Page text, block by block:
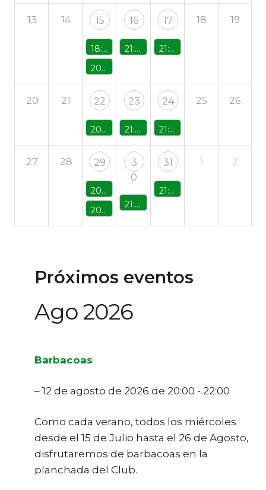
13 14 15
18:00 - Fiesta Inicio de Temporada con Hinchables
20:00 - Barbacoas
16
21:00 - Concierto «Kostana»
17
21:00 - Cena con Baile y D.J.
18 19
20 21 22
20:00 - Barbacoas
23
21:00 - Concierto «Lost in Covers»
24
21:00 - Cena con Baile y D.J.
25 26
27 28 29
20:00 - Concierto Rebecca Court
20:00 - Barbacoas
3
0
21:00 - Concierto Jesús Ayesta
31
21:00 - Cena con Baile y D.J.
1 2
Próximos eventos
Ago 2026
Barbacoas
– 12 de agosto de 2026 de 20:00 - 22:00
Como cada verano, todos los miércoles
desde el 15 de Julio hasta el 26 de Agosto,
disfrutaremos de barbacoas en la
planchada del Club.